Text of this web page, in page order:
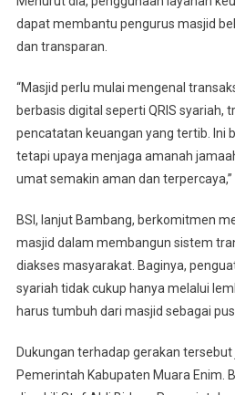
dapat membantu pengurus masjid
dan transparan.
“Masjid perlu mulai mengenal
berbasis digital seperti QRIS syariah,
pencatatan keuangan yang tertib. Ini
tetapi upaya menjaga amanah
umat semakin aman dan terpercaya,”
BSI, lanjut Bambang, berkomitmen
masjid dalam membangun sistem
diakses masyarakat. Baginya,
syariah tidak cukup hanya melalui
harus tumbuh dari masjid sebagai
Dukungan terhadap gerakan
Pemerintah Kabupaten Muara Enim.